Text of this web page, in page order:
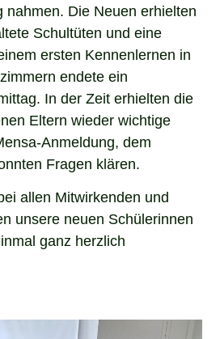
nahmen. Die Neuen erhielten
Schultüten und eine
ersten Kennenlernen in
endete ein
In der Zeit erhielten die
Eltern wieder wichtige
Anmeldung, dem
Fragen klären.
allen Mitwirkenden und
unsere neuen Schülerinnen
ganz herzlich